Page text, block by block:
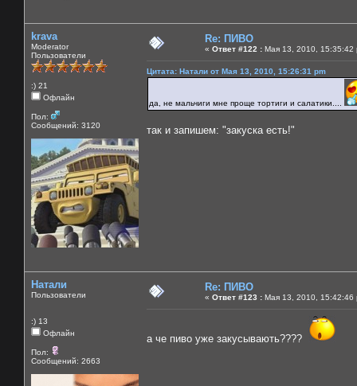
krava
Moderator
Пользователи
:) 21
Офлайн
Пол:
Сообщений: 3120
Re: ПИВО
« Ответ #122 : Мая 13, 2010, 15:35:42
Цитата: Натали от Мая 13, 2010, 15:26:31 pm
да, не мальчиги мне проще тортиги и салатики....
так и запишем: "закуска есть!"
Натали
Пользователи
:) 13
Офлайн
Пол:
Сообщений: 2663
Re: ПИВО
« Ответ #123 : Мая 13, 2010, 15:42:46
а че пиво уже закусывають????